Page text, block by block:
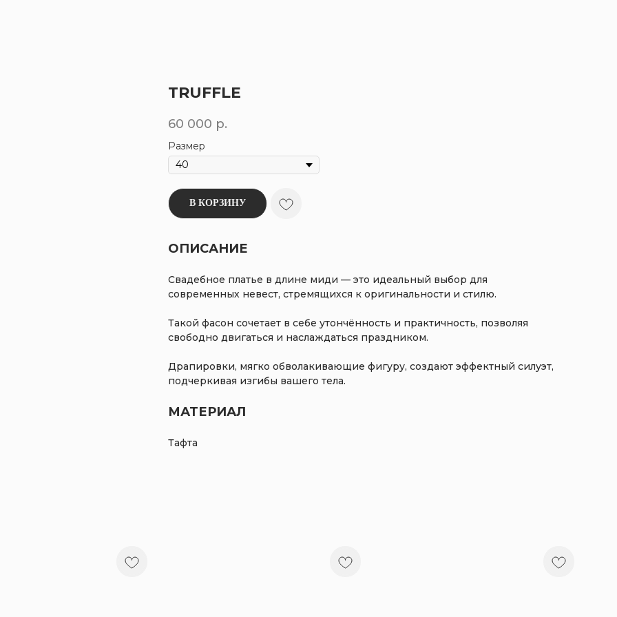
TRUFFLE
60 000 р.
Размер
В КОРЗИНУ
ОПИСАНИЕ
Свадебное платье в длине миди — это идеальный выбор для
современных невест, стремящихся к оригинальности и стилю.
Такой фасон сочетает в себе утончённость и практичность, позволяя
свободно двигаться и наслаждаться праздником.
Драпировки, мягко обволакивающие фигуру, создают эффектный силуэт,
подчеркивая изгибы вашего тела.
МАТЕРИАЛ
Тафта